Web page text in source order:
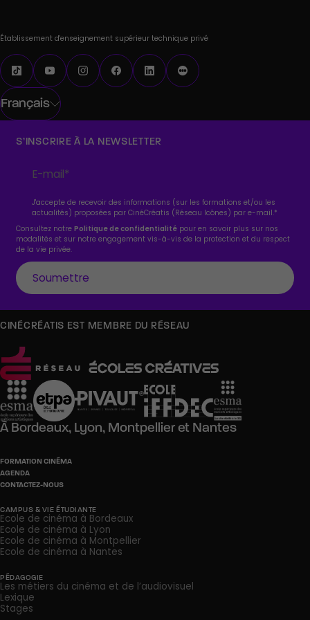
Établissement d'enseignement supérieur technique privé
Français
S’INSCRIRE À LA NEWSLETTER
J'accepte de recevoir des informations (sur les formations et/ou les
actualités) proposées par CinéCréatis (Réseau Icônes) par e-mail.*
Consultez notrePolitique de confidentialité pour en savoir plus sur nos
modalités et sur notre engagement vis-à-vis de la protection et du respect
de la vie privée.
CINÉCRÉATIS EST MEMBRE DU RÉSEAU
À Bordeaux, Lyon, Montpellieret Nantes
FORMATION CINÉMA
AGENDA
CONTACTEZ-NOUS
CAMPUS & VIE ÉTUDIANTE
Ecole de cinéma à Bordeaux
Ecole de cinéma à Lyon
Ecole de cinéma à Montpellier
Ecole de cinéma à Nantes
PÉDAGOGIE
Les métiers du cinéma et de l’audiovisuel
Lexique
Stages